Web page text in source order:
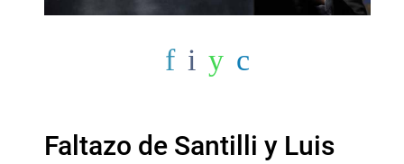
Faltazo de Santilli y Luis